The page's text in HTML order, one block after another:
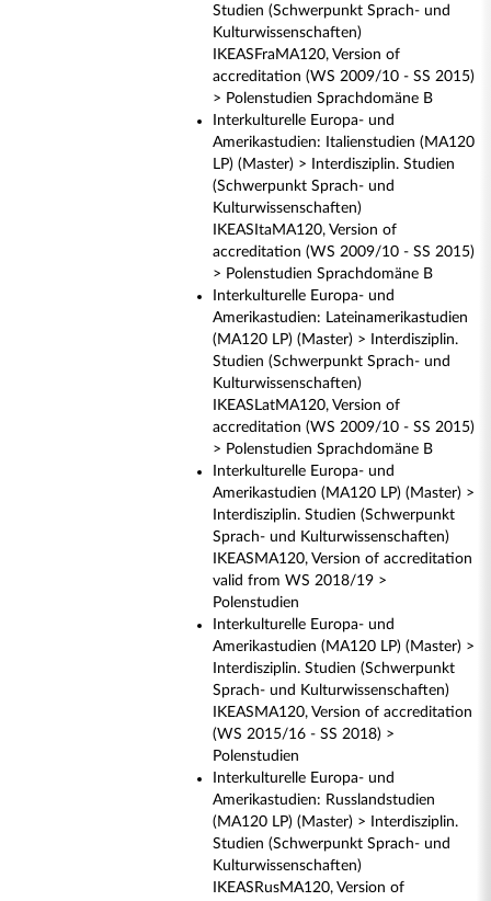
Studien (Schwerpunkt Sprach- und
Kulturwissenschaften)
IKEASFraMA120, Version of
accreditation (WS 2009/10 - SS 2015)
> Polenstudien Sprachdomäne B
Interkulturelle Europa- und
Amerikastudien: Italienstudien (MA120
LP) (Master) > Interdisziplin. Studien
(Schwerpunkt Sprach- und
Kulturwissenschaften)
IKEASItaMA120, Version of
accreditation (WS 2009/10 - SS 2015)
> Polenstudien Sprachdomäne B
Interkulturelle Europa- und
Amerikastudien: Lateinamerikastudien
(MA120 LP) (Master) > Interdisziplin.
Studien (Schwerpunkt Sprach- und
Kulturwissenschaften)
IKEASLatMA120, Version of
accreditation (WS 2009/10 - SS 2015)
> Polenstudien Sprachdomäne B
Interkulturelle Europa- und
Amerikastudien (MA120 LP) (Master) >
Interdisziplin. Studien (Schwerpunkt
Sprach- und Kulturwissenschaften)
IKEASMA120, Version of accreditation
valid from WS 2018/19 >
Polenstudien
Interkulturelle Europa- und
Amerikastudien (MA120 LP) (Master) >
Interdisziplin. Studien (Schwerpunkt
Sprach- und Kulturwissenschaften)
IKEASMA120, Version of accreditation
(WS 2015/16 - SS 2018) >
Polenstudien
Interkulturelle Europa- und
Amerikastudien: Russlandstudien
(MA120 LP) (Master) > Interdisziplin.
Studien (Schwerpunkt Sprach- und
Kulturwissenschaften)
IKEASRusMA120, Version of